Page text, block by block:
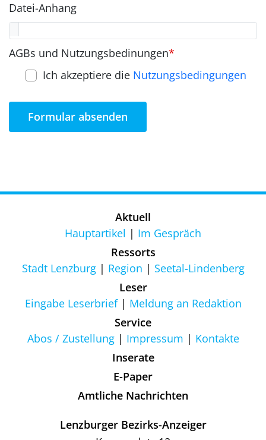
Datei-Anhang
AGBs und Nutzungsbedinungen*
Ich akzeptiere die Nutzungsbedingungen
Aktuell
Hauptartikel
Im Gespräch
Ressorts
Stadt Lenzburg
Region
Seetal-Lindenberg
Leser
Eingabe Leserbrief
Meldung an Redaktion
Service
Abos / Zustellung
Impressum
Kontakte
Inserate
E-Paper
Amtliche Nachrichten
Lenzburger Bezirks-Anzeiger